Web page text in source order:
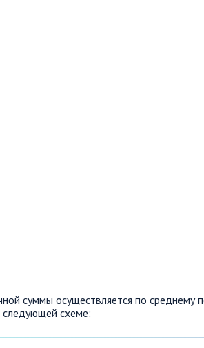
суммы осуществляется по среднему
следующей схеме: